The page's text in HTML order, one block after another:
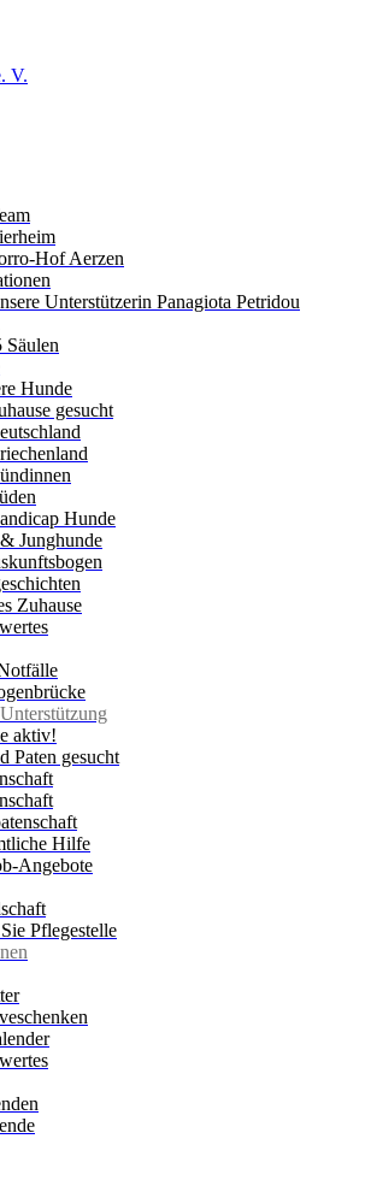
Hof Aerzen
Unterstützerin Panagiota Petridou
Säulen
Hunde
gesucht
Hunde
Junghunde
Zuhause
aktiv!
Paten gesucht
Hilfe
Angebote
Pflegestelle